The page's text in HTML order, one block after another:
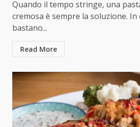
Quando il tempo stringe, una
cremosa è sempre la soluzione.
bastano...
Read More